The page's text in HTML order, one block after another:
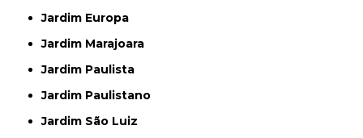
Jardim Europa
Jardim Marajoara
Jardim Paulista
Jardim Paulistano
Jardim São Luiz